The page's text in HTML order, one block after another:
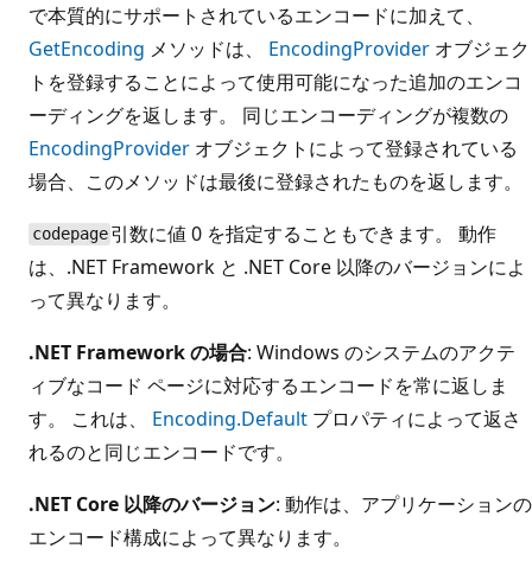
で本質的にサポートされているエンコードに加えて、
GetEncoding メソッドは、 EncodingProvider オブジェク
トを登録することによって使用可能になった追加のエンコ
ーディングを返します。 同じエンコーディングが複数の
EncodingProvider オブジェクトによって登録されている
場合、このメソッドは最後に登録されたものを返します。
codepage 引数に値 0 を指定することもできます。 動作
は、.NET Framework と .NET Core 以降のバージョンによ
って異なります。
.NET Framework の場合: Windows のシステムのアクテ
ィブなコード ページに対応するエンコードを常に返しま
す。 これは、 Encoding.Default プロパティによって返さ
れるのと同じエンコードです。
.NET Core 以降のバージョン: 動作は、アプリケーションの
エンコード構成によって異なります。